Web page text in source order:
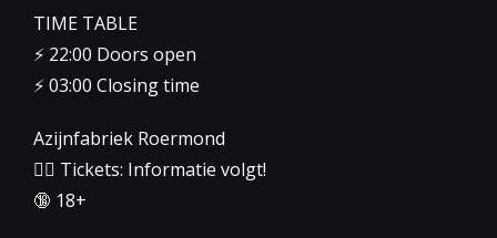
TIME TABLE
⚡️ 22:00 Doors open
⚡️ 03:00 Closing time
Azijnfabriek Roermond
👉🏻 Tickets: Informatie volgt!
🔞 18+